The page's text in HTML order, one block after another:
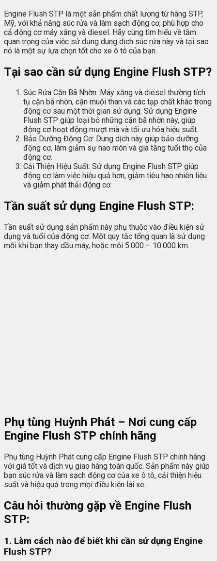
Engine Flush STP là một sản phẩm chất lượng từ hãng STP,
Mỹ, với khả năng súc rửa và làm sạch động cơ, phù hợp cho
cả động cơ máy xăng và diesel. Hãy cùng tìm hiểu về tầm
quan trọng của việc sử dụng dung dịch súc rửa này và tại sao
nó là một sự lựa chọn tốt cho xe ô tô của bạn.
Tại sao cần sử dụng Engine Flush STP?
Súc Rửa Cặn Bã Nhờn: Máy xăng và diesel thường tích
tụ cặn bã nhờn, cặn muội than và các tạp chất khác trong
động cơ sau một thời gian sử dụng. Sử dụng Engine
Flush STP giúp loại bỏ những cặn bã nhờn này, giúp
động cơ hoạt động mượt mà và tối ưu hóa hiệu suất.
Bảo Dưỡng Động Cơ: Dung dịch này giúp bảo dưỡng
động cơ, làm giảm sự hao mòn và gia tăng tuổi thọ của
động cơ.
Cải Thiện Hiệu Suất: Sử dụng Engine Flush STP giúp
động cơ làm việc hiệu quả hơn, giảm tiêu hao nhiên liệu
và giảm phát thải động cơ.
Tần suất sử dụng Engine Flush STP:
Tần suất sử dụng sản phẩm này phụ thuộc vào điều kiện sử
dụng và tuổi của động cơ. Một quy tắc tổng quan là sử dụng
mỗi khi bạn thay dầu máy, hoặc mỗi 5.000 – 10.000 km.
Phụ tùng Huỳnh Phát – Nơi cung cấp
Engine Flush STP chính hãng
Phụ tùng Huỳnh Phát cung cấp Engine Flush STP chính hãng
với giá tốt và dịch vụ giao hàng toàn quốc. Sản phẩm này giúp
bạn súc rửa và làm sạch động cơ của xe ô tô, cải thiện hiệu
suất và hiệu quả trong mọi điều kiện lái xe.
Câu hỏi thường gặp về Engine Flush
STP:
1. Làm cách nào để biết khi cần sử dụng Engine
Flush STP?